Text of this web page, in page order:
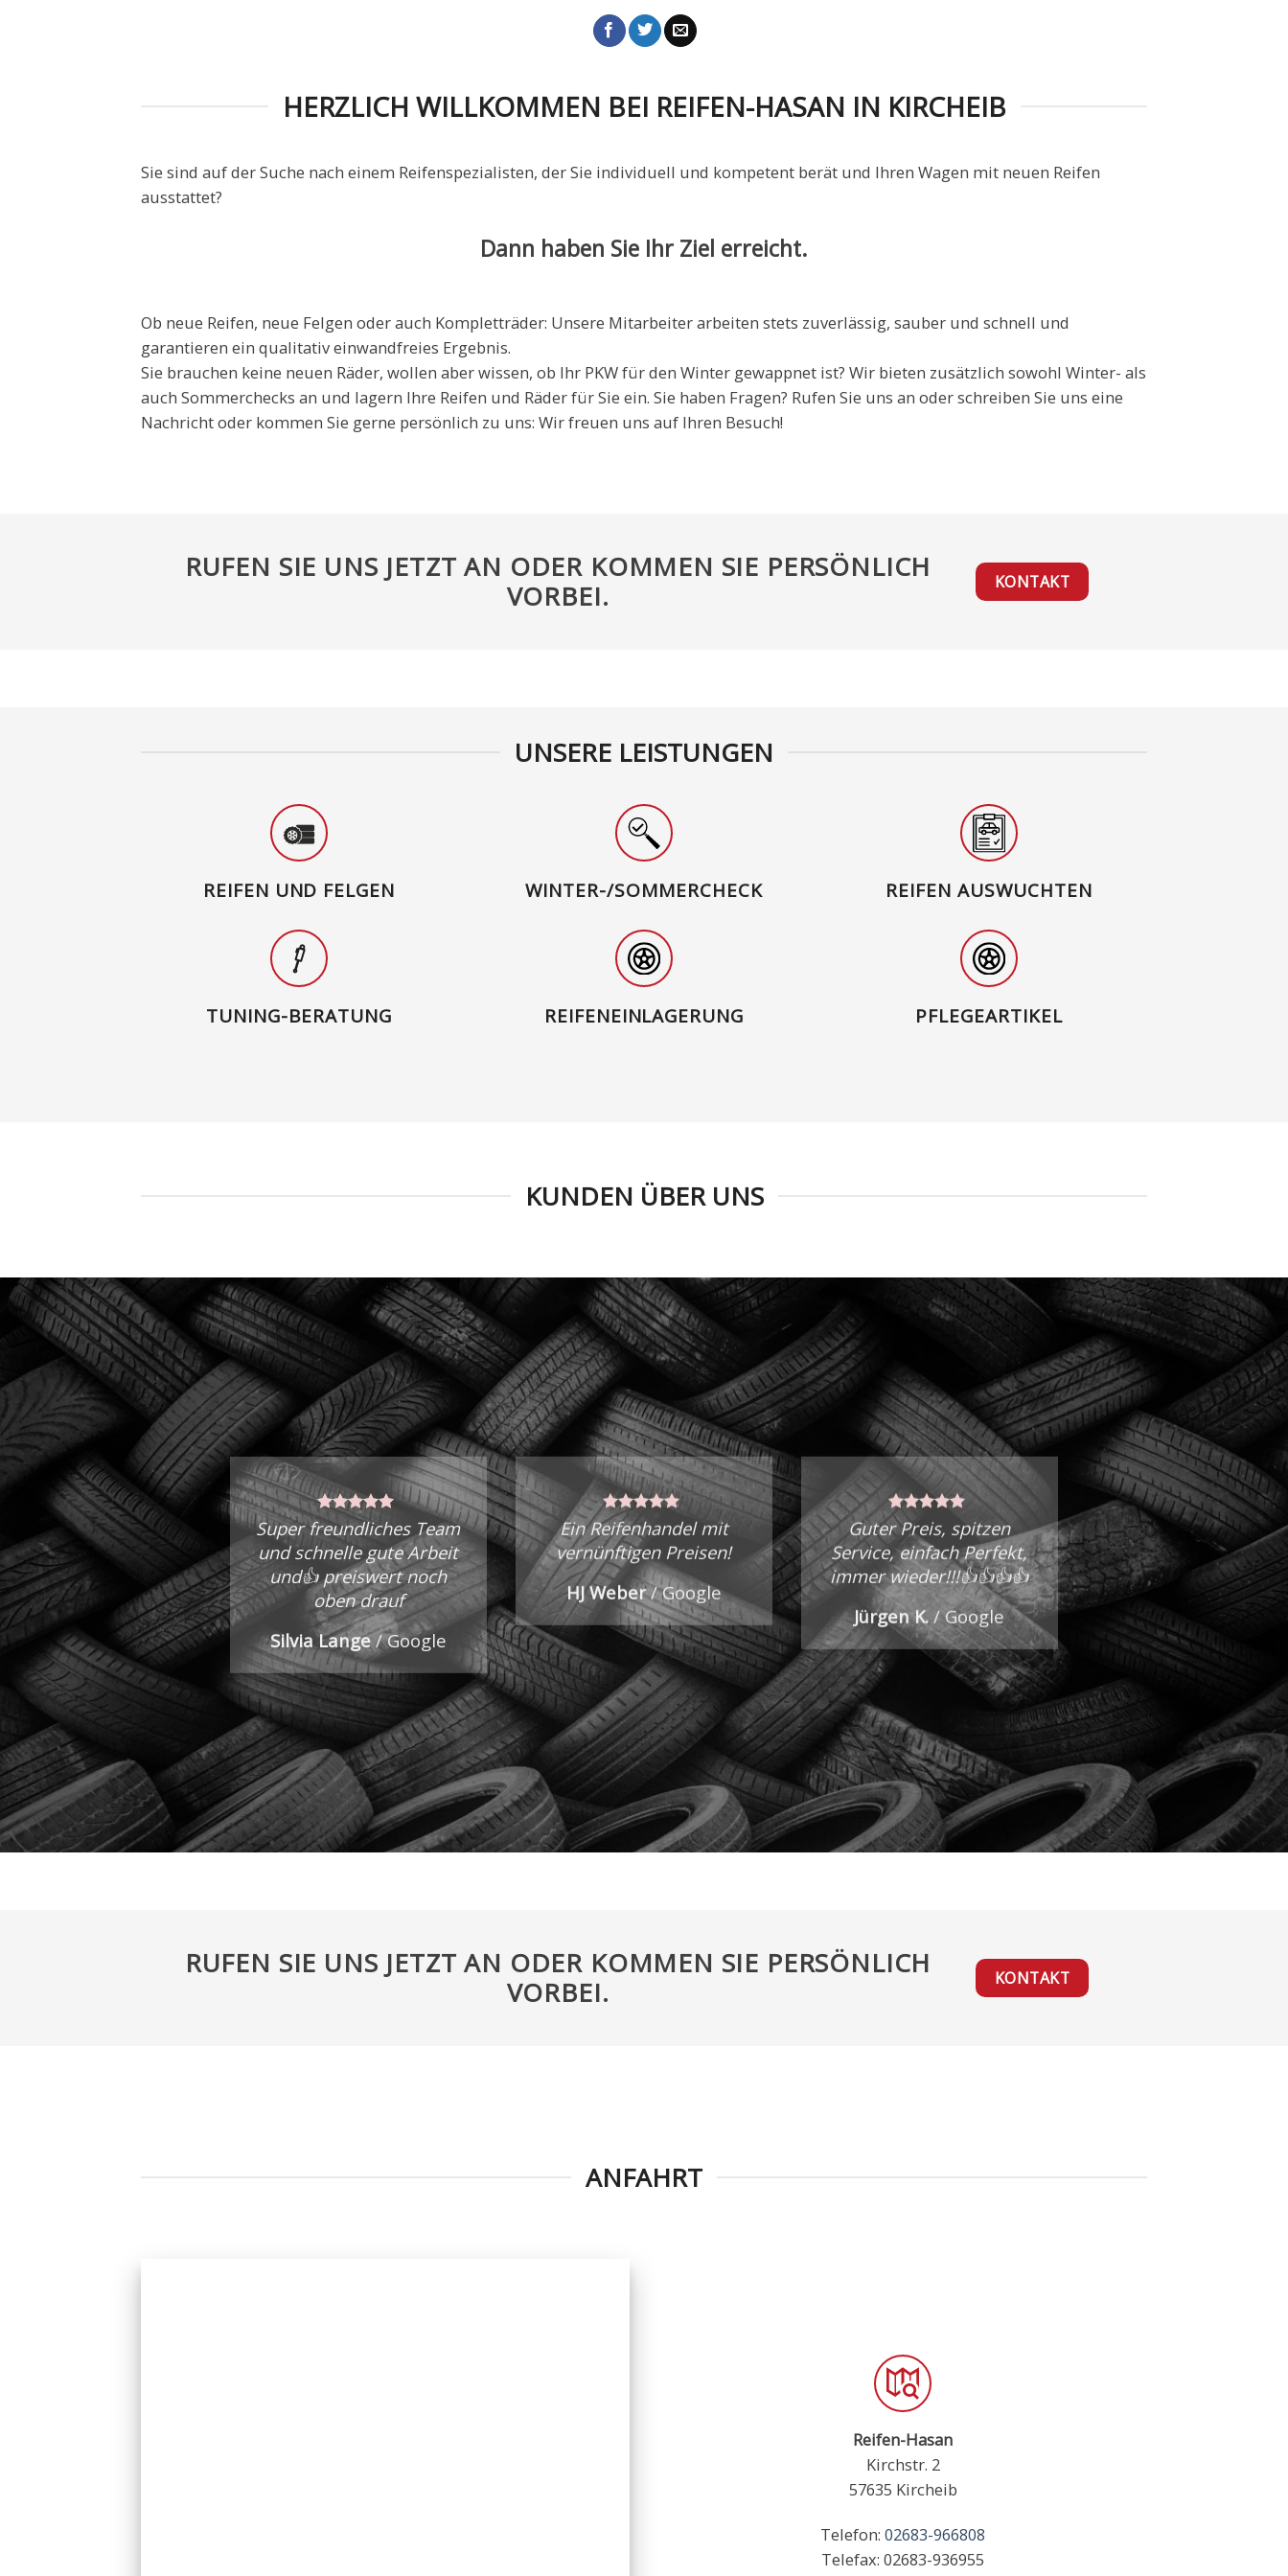
HERZLICH WILLKOMMEN BEI REIFEN-HASAN IN KIRCHEIB
Sie sind auf der Suche nach einem Reifenspezialisten, der Sie individuell und kompetent berät und Ihren Wagen mit neuen Reifen
ausstattet?
Dann haben Sie Ihr Ziel erreicht.
Ob neue Reifen, neue Felgen oder auch Kompletträder: Unsere Mitarbeiter arbeiten stets zuverlässig, sauber und schnell und
garantieren ein qualitativ einwandfreies Ergebnis.
Sie brauchen keine neuen Räder, wollen aber wissen, ob Ihr PKW für den Winter gewappnet ist? Wir bieten zusätzlich sowohl Winter- als
auch Sommerchecks an und lagern Ihre Reifen und Räder für Sie ein. Sie haben Fragen? Rufen Sie uns an oder schreiben Sie uns eine
Nachricht oder kommen Sie gerne persönlich zu uns: Wir freuen uns auf Ihren Besuch!
RUFEN SIE UNS JETZT AN ODER KOMMEN SIE PERSÖNLICH
VORBEI.
KONTAKT
UNSERE LEISTUNGEN
REIFEN UND FELGEN WINTER-/SOMMERCHECK REIFEN AUSWUCHTEN
TUNING-BERATUNG REIFENEINLAGERUNG PFLEGEARTIKEL
KUNDEN ÜBER UNS
Super freundliches Team
und schnelle gute Arbeit
und👍 preiswert noch
oben drauf
Silvia Lange /Google
Ein Reifenhandel mit
vernünftigen Preisen!
HJ Weber /Google
Guter Preis, spitzen
Service, einfach Perfekt,
immer wieder!!!👍👍👍👍
Jürgen K. /Google
RUFEN SIE UNS JETZT AN ODER KOMMEN SIE PERSÖNLICH
VORBEI.
KONTAKT
ANFAHRT
Reifen-Hasan
Kirchstr. 2
57635 Kircheib
Telefon: 02683-966808
Telefax: 02683-936955